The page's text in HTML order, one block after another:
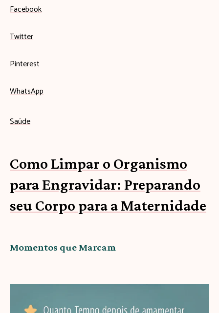
Facebook
Twitter
Pinterest
WhatsApp
Saúde
Como Limpar o Organismo
para Engravidar: Preparando
seu Corpo para a Maternidade
Momentos que Marcam